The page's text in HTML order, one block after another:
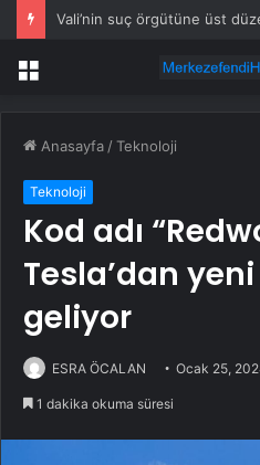
Vali’nin suç örgütüne üst
Menü
Anasayfa /Teknoloji
Teknoloji
Kod adı
Tesla’dan
geliyor
ESRA ÖCALAN Ocak 25,
1 dakika okuma süresi